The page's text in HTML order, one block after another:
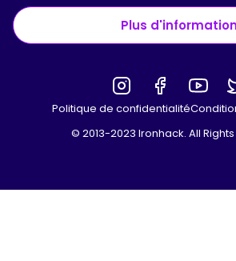
Plus d'information
Politique de confidentialité
© 2013-2023 Ironhack. All